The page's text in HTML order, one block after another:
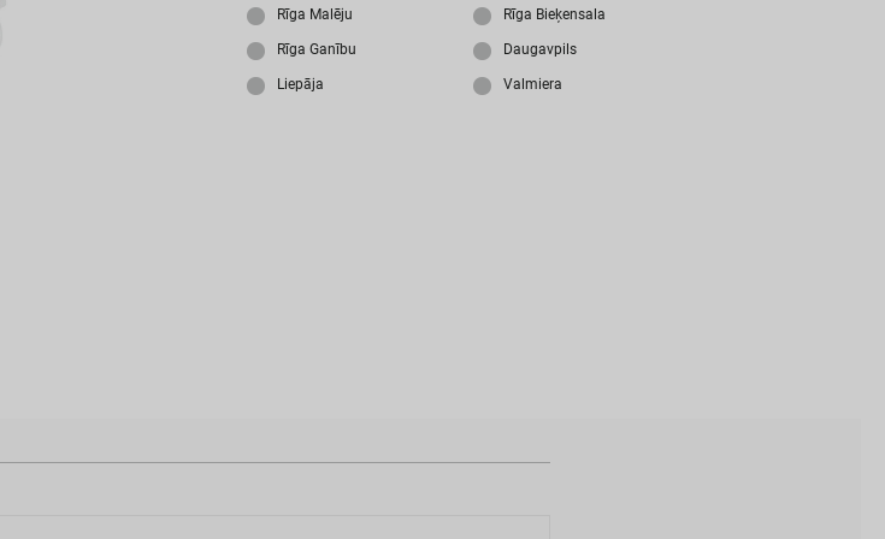
Aiz
id
Rīga Malēju Rīga Bieķensala
Rīga Ganību Daugavpils
Liepāja Valmiera